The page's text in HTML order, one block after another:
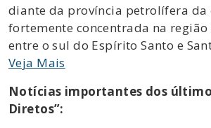
diante da província petrolífera da
fortemente concentrada na
entre o sul do Espírito Santo e
Veja Mais
Notícias importantes dos
Diretos”: